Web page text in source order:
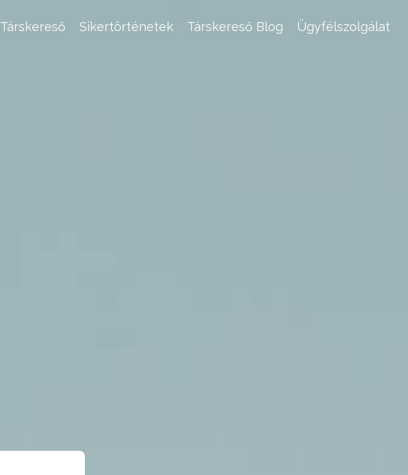
Társkereső Sikertörténetek Társkereső Blog Ügyfélszolgálat